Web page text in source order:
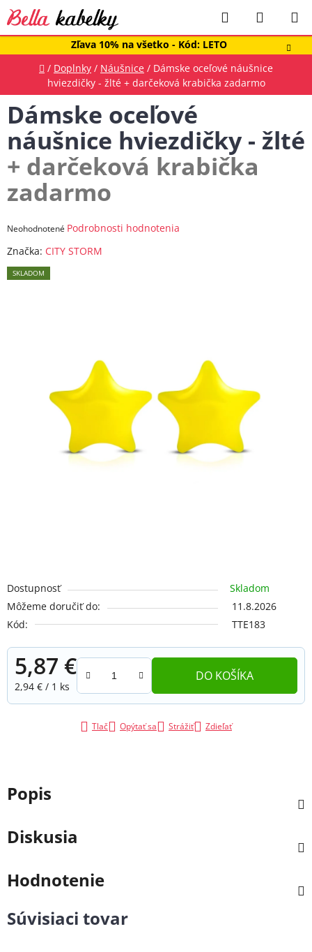
Prejsť
na
obsah
Zľava 10% na všetko - Kód: LETO
Hľadať
KOŠÍK
Domov
/ Doplnky / Náušnice / Dámske oceľové náušnice
hviezdičky - žlté + darčeková krabička zadarmo
Dostupnosť
Skladom
Môžeme doručiť do:
11.8.2026
Kód:
TTE183
5,87 €
Jednotková cena:
2,94 € / 1 ks
DO KOŠÍKA
Tlač Opýtať sa Strážiť Zdieľať
Dámske oceľové
náušnice hviezdičky - žlté
+ darčeková krabička
zadarmo
Priemerné
produktu
je
Neohodnotené Podrobnosti hodnotenia
Značka: CITY STORM
SKLADOM
Popis
Diskusia
Hodnotenie
Súvisiaci tovar